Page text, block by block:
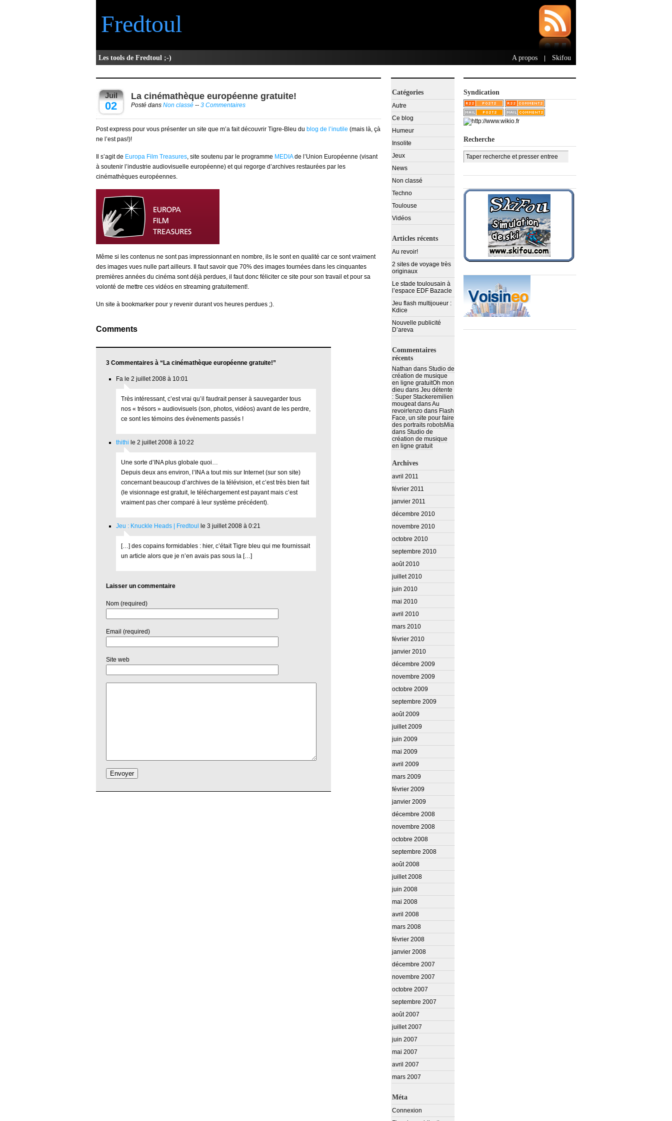
Fredtoul
Les tools de Fredtoul ;-) A propos Skifou
Juil
02
La cinémathèque européenne gratuite!
Posté dans Non classé -- 3 Commentaires
Post express pour vous présenter un site que m’a fait découvrir Tigre-Bleu du blog de l’inutile (mais là, çà
ne l’est pas!)!
Il s’agit de Europa Film Treasures, site soutenu par le programme MEDIAde l’Union Européenne (visant
à soutenir l’industrie audiovisuelle européenne) et qui regorge d’archives restaurées par les
cinémathèques européennes.
Même si les contenus ne sont pas impressionnant en nombre, ils le sont en qualité car ce sont vraiment
des images vues nulle part ailleurs. Il faut savoir que 70% des images tournées dans les cinquantes
premières années du cinéma sont déjà perdues, il faut donc féliciter ce site pour son travail et pour sa
volonté de mettre ces vidéos en streaming gratuitement!.
Un site à bookmarker pour y revenir durant vos heures perdues ;).
Comments
3 Commentaires à “La cinémathèque européenne gratuite!”
Fa le 2 juillet 2008 à 10:01
Très intéressant, c’est vrai qu’il faudrait penser à sauvegarder tous
nos « trésors » audiovisuels (son, photos, vidéos) avant de les perdre,
ce sont les témoins des évènements passés !
thithi le 2 juillet 2008 à 10:22
Une sorte d’INA plus globale quoi…
Depuis deux ans environ, l’INA a tout mis sur Internet (sur son site)
concernant beaucoup d’archives de la télévision, et c’est très bien fait
(le visionnage est gratuit, le téléchargement est payant mais c’est
vraiment pas cher comparé à leur système précédent).
Jeu : Knuckle Heads | Fredtoul le 3 juillet 2008 à 0:21
[…] des copains formidables : hier, c’était Tigre bleu qui me fournissait
un article alors que je n’en avais pas sous la […]
Laisser un commentaire
Nom (required)
Email (required)
Site web
Catégories
Autre
Ce blog
Humeur
Insolite
Jeux
News
Non classé
Techno
Toulouse
Vidéos
Articles récents
Au revoir!
2 sites de voyage très
originaux
Le stade toulousain à
l’espace EDF Bazacle
Jeu flash multijoueur :
Kdice
Nouvelle publicité
D’areva
Commentaires
récents
Nathan dans Studio de
création de musique
en ligne gratuitOh mon
dieu dans Jeu détente
: Super Stackeremilien
mougeatdansAu
revoir!enzo dans Flash
Face, un site pour faire
des portraits robotsMia
dans Studio de
création de musique
en ligne gratuit
Archives
avril 2011
février 2011
janvier 2011
décembre 2010
novembre 2010
octobre 2010
septembre 2010
août 2010
juillet 2010
juin 2010
mai 2010
avril 2010
mars 2010
février 2010
janvier 2010
décembre 2009
novembre 2009
octobre 2009
septembre 2009
août 2009
juillet 2009
juin 2009
mai 2009
avril 2009
mars 2009
février 2009
janvier 2009
décembre 2008
novembre 2008
octobre 2008
septembre 2008
août 2008
juillet 2008
juin 2008
mai 2008
avril 2008
mars 2008
février 2008
janvier 2008
décembre 2007
novembre 2007
octobre 2007
septembre 2007
août 2007
juillet 2007
juin 2007
mai 2007
avril 2007
mars 2007
Méta
Connexion
Syndication
Recherche